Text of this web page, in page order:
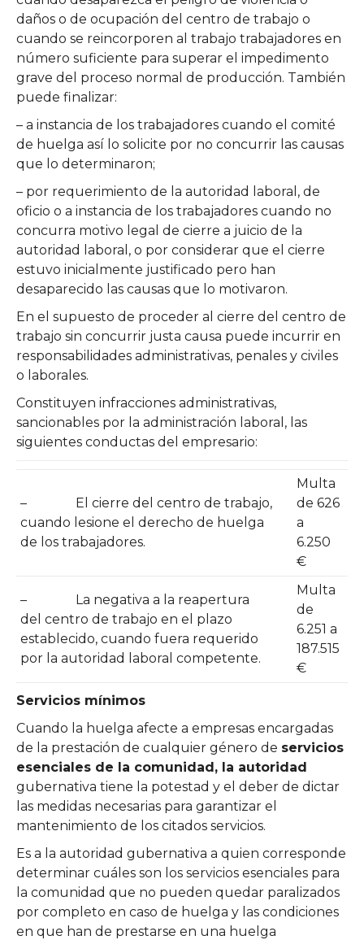
daños o de ocupación del centro de trabajo o
cuando se reincorporen al trabajo trabajadores en
número suficiente para superar el impedimento
grave del proceso normal de producción. También
puede finalizar:
– a instancia de los trabajadores cuando el comité
de huelga así lo solicite por no concurrir las causas
que lo determinaron;
– por requerimiento de la autoridad laboral, de
oficio o a instancia de los trabajadores cuando no
concurra motivo legal de cierre a juicio de la
autoridad laboral, o por considerar que el cierre
estuvo inicialmente justificado pero han
desaparecido las causas que lo motivaron.
En el supuesto de proceder al cierre del centro de
trabajo sin concurrir justa causa puede incurrir en
responsabilidades administrativas, penales y civiles
o laborales.
Constituyen infracciones administrativas,
sancionables por la administración laboral, las
siguientes conductas del empresario:
– El cierre del centro de trabajo,
cuando lesione el derecho de huelga
de los trabajadores.
Multa
de 626
a
6.250
€
– La negativa a la reapertura
del centro de trabajo en el plazo
establecido, cuando fuera requerido
por la autoridad laboral competente.
Multa
de
6.251 a
187.515
€
Servicios mínimos
Cuando la huelga afecte a empresas encargadas
de la prestación de cualquier género de servicios
esenciales de la comunidad, la autoridad
gubernativa tiene la potestad y el deber de dictar
las medidas necesarias para garantizar el
mantenimiento de los citados servicios.
Es a la autoridad gubernativa a quien corresponde
determinar cuáles son los servicios esenciales para
la comunidad que no pueden quedar paralizados
por completo en caso de huelga y las condiciones
en que han de prestarse en una huelga